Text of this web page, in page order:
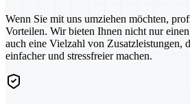
Wenn Sie mit uns umziehen möchten,
Vorteilen. Wir bieten Ihnen nicht nur
auch eine Vielzahl von Zusatzleistungen,
einfacher und stressfreier machen.